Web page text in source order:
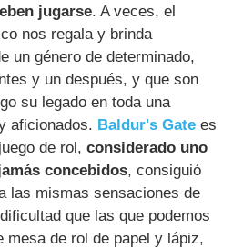
jugarse. A veces, el
nos regala y brinda
un género de determinado,
y un después, y que son
su legado en toda una
aficionados. Baldur's Gate es
de rol,considerado uno
concebidos, consiguió
las mismas sensaciones de
que las que podemos
mesa de rol de papel y lápiz,